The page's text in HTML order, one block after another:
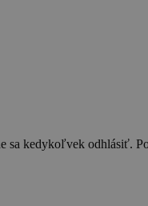
sa kedykoľvek odhlásiť.